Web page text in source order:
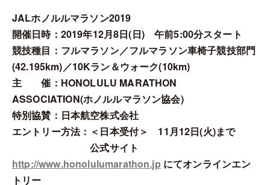
JALホノルルマラソン2019
開催日時：2019年12月8日(日) 午前5:00分スタート
競技種目：フルマラソン／フルマラソン車椅子競技部門
(42.195km)／10Kラン＆ウォーク(10km)
主 催：HONOLULU MARATHON
ASSOCIATION(ホノルルマラソン協会)
特別協賛：日本航空株式会社
エントリー方法：＜日本受付＞ 11月12日(火)まで
公式サイト
http://www.honolulumarathon.jp にてオンラインエン
トリー